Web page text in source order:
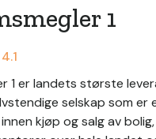
1
4.1
1 er landets største
selskap som er
kjøp og salg av